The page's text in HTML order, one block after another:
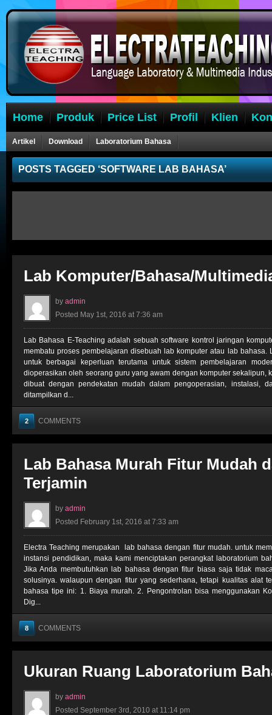
Home Produk Price List Profil Klien
Artikel Download Laboratorium Bahasa
POSTS TAGGED ‘SOFTWARE LAB BAHASA’
Lab Komputer/Bahasa/
by admin
Posted May 1st, 2016 at 7:36 am
Lab Bahasa E-Teaching adalah sebuah software kontrol jaringan
membatu proses pembelajaran disebuah lab komputer atau lab bahasa.
untuk berbagai keperluan terutama untuk sistem pembelajaran
dioperasikan oleh seorang guru yang awam dengan komputer sekalipun,
dibuat dengan pendekatan mudah dalam pengoperasian, instalasi,
ditampilkan d...
2 COMMENTS
Lab Bahasa Murah Fitur Mudah
Terjamin
by admin
Posted February 1st, 2016 at 7:33 am
Electra Teaching merupakan lab bahasa dengan fitur mudah. untuk
instansi pendidikan, maka kami menciptakan perangkat laboratorium
Jika Anda membutuhkan lab bahasa dengan fitur biasa saja tidak
solusinya. walaupun dengan fitur yang sederhana, tetapi kualitas alat
bahasa tipe ini: 1. Biaya murah. 2. Pengontrolan bisa menggunakan
Dig...
8 COMMENTS
Ukuran Ruang Laboratorium
by admin
Posted September 3rd, 2010 at 11:14 pm